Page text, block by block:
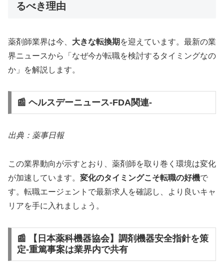
るべき理由
薬剤師業界は今、 大きな転換期 を迎えています。最新の業
界ニュースから「なぜ今が転職を検討するタイミングなの
か」を解説します。
📰 ヘルスデーニュース‐FDA関連‐
出典：薬事日報
この業界動向が示すとおり、薬剤師を取り巻く環境は変化
が加速しています。 変化のタイミングこそ転職の好機で
す。転職エージェントで最新求人を確認し、より良いキャ
リアを手に入れましょう。
📰 【日本薬科機器協会】調剤機器安全指針を策
定‐重篤事案は業界内で共有